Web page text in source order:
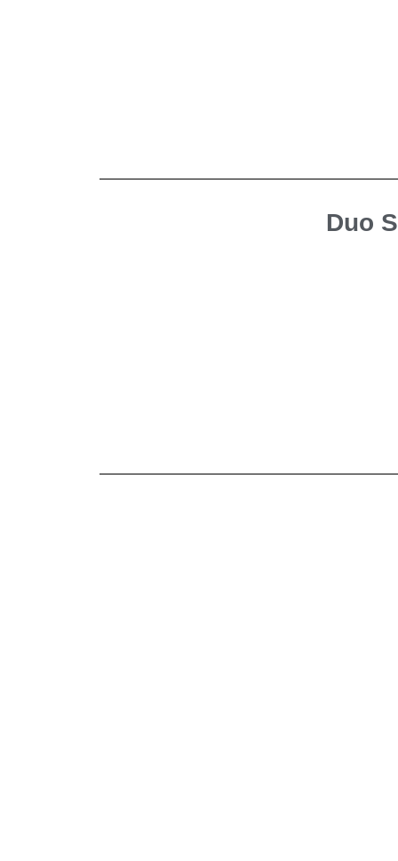
Duo